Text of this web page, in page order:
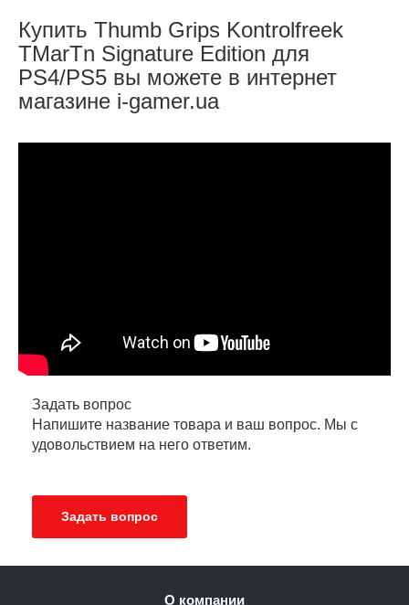
Купить Thumb Grips Kontrolfreek
TMarTn Signature Edition для
PS4/PS5 вы можете в интернет
магазине i-gamer.ua
Задать вопрос
Напишите название товара и ваш вопрос. Мы с
удовольствием на него ответим.
Задать вопрос
О компании